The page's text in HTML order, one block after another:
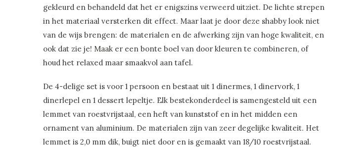
gekleurd en behandeld dat het er enigszins verweerd uitziet. De lichte strepen
in het materiaal versterken dit effect. Maar laat je door deze shabby look niet
van de wijs brengen: de materialen en de afwerking zijn van hoge kwaliteit, en
ook dat zie je! Maak er een bonte boel van door kleuren te combineren, of
houd het relaxed maar smaakvol aan tafel.
De 4-delige set is voor 1 persoon en bestaat uit 1 dinermes, 1 dinervork, 1
dinerlepel en 1 dessert lepeltje. Elk bestekonderdeel is samengesteld uit een
lemmet van roestvrijstaal, een heft van kunststof en in het midden een
ornament van aluminium. De materialen zijn van zeer degelijke kwaliteit. Het
lemmet is 2,0 mm dik, buigt niet door en is gemaakt van 18/10 roestvrijstaal.